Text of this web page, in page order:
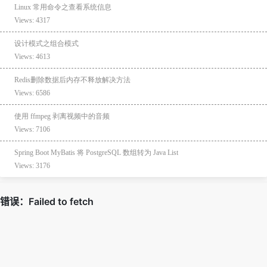
Linux 常用命令之查看系统信息
Views: 4317
设计模式之组合模式
Views: 4613
Redis删除数据后内存不释放解决方法
Views: 6586
使用 ffmpeg 剥离视频中的音频
Views: 7106
Spring Boot MyBatis 将 PostgreSQL 数组转为 Java List
Views: 3176